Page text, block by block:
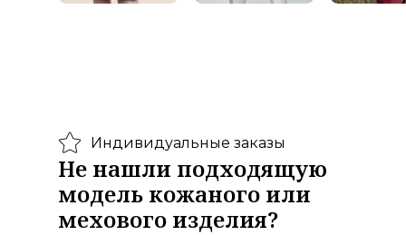
Не нашли подходящую
модель кожаного или
мехового изделия?
Индивидуальные заказы